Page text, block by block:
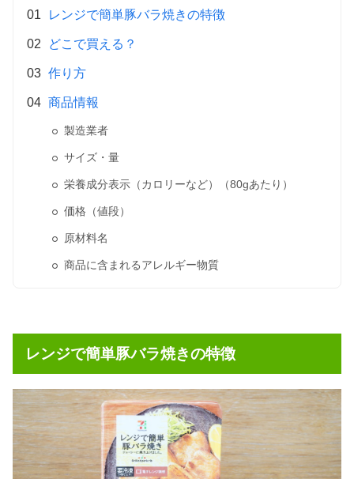
レンジで簡単豚バラ焼きの特徴
どこで買える？
作り方
商品情報
製造業者
サイズ・量
栄養成分表示（カロリーなど）（80gあたり）
価格（値段）
原材料名
商品に含まれるアレルギー物質
レンジで簡単豚バラ焼きの特徴